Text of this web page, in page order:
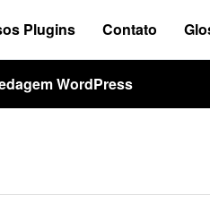
Plugins Contato
WordPress